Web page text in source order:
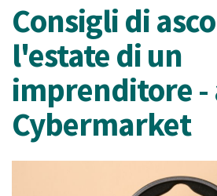
Consigli di
l'estate di un
imprenditore -
Cybermarket